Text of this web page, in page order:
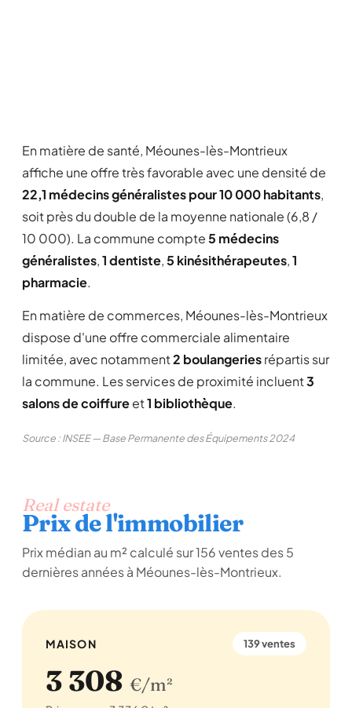
En matière de santé, Méounes-lès-Montrieux
affiche une offre très favorable avec une densité de
22,1 médecins généralistes pour 10 000 habitants,
soit près du double de la moyenne nationale (6,8 /
10 000). La commune compte5 médecins
généralistes,1 dentiste,5 kinésithérapeutes,1
pharmacie.
En matière de commerces, Méounes-lès-Montrieux
dispose d'une offre commerciale alimentaire
limitée, avec notamment2 boulangeriesrépartis sur
la commune. Les services de proximité incluent3
salons de coiffureet1 bibliothèque.
Source : INSEE — Base Permanente des Équipements 2024
Real estate
Prix de l'immobilier
Prix médian au m² calculé sur 156 ventes des 5
dernières années à Méounes-lès-Montrieux.
MAISON 139 ventes
3 308 €/m²